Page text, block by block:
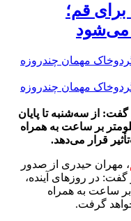
قم؛
می‌شود
از سه‌شنبه تا پایان
وزش باد شدید با سرعتی تا ۸۰ کیلومتر بر ساعت به همراه
قرار می‌دهد.
، مهران حیدری از صدور
گفت: در روزهای آینده،
تا ۸۰ کیلومتر بر ساعت به همراه
گرفت.